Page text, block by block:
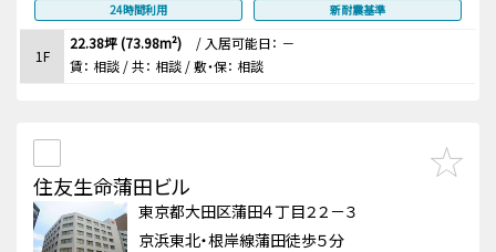
24時間利用
新耐震基準
1F
22.38坪 (73.98m²) / 入居可能日： －
賃： 相談 / 共： 相談 / 敷・保： 相談
住友生命蒲田ビル
東京都大田区蒲田４丁目２２－３
京浜東北・根岸線蒲田徒歩５分